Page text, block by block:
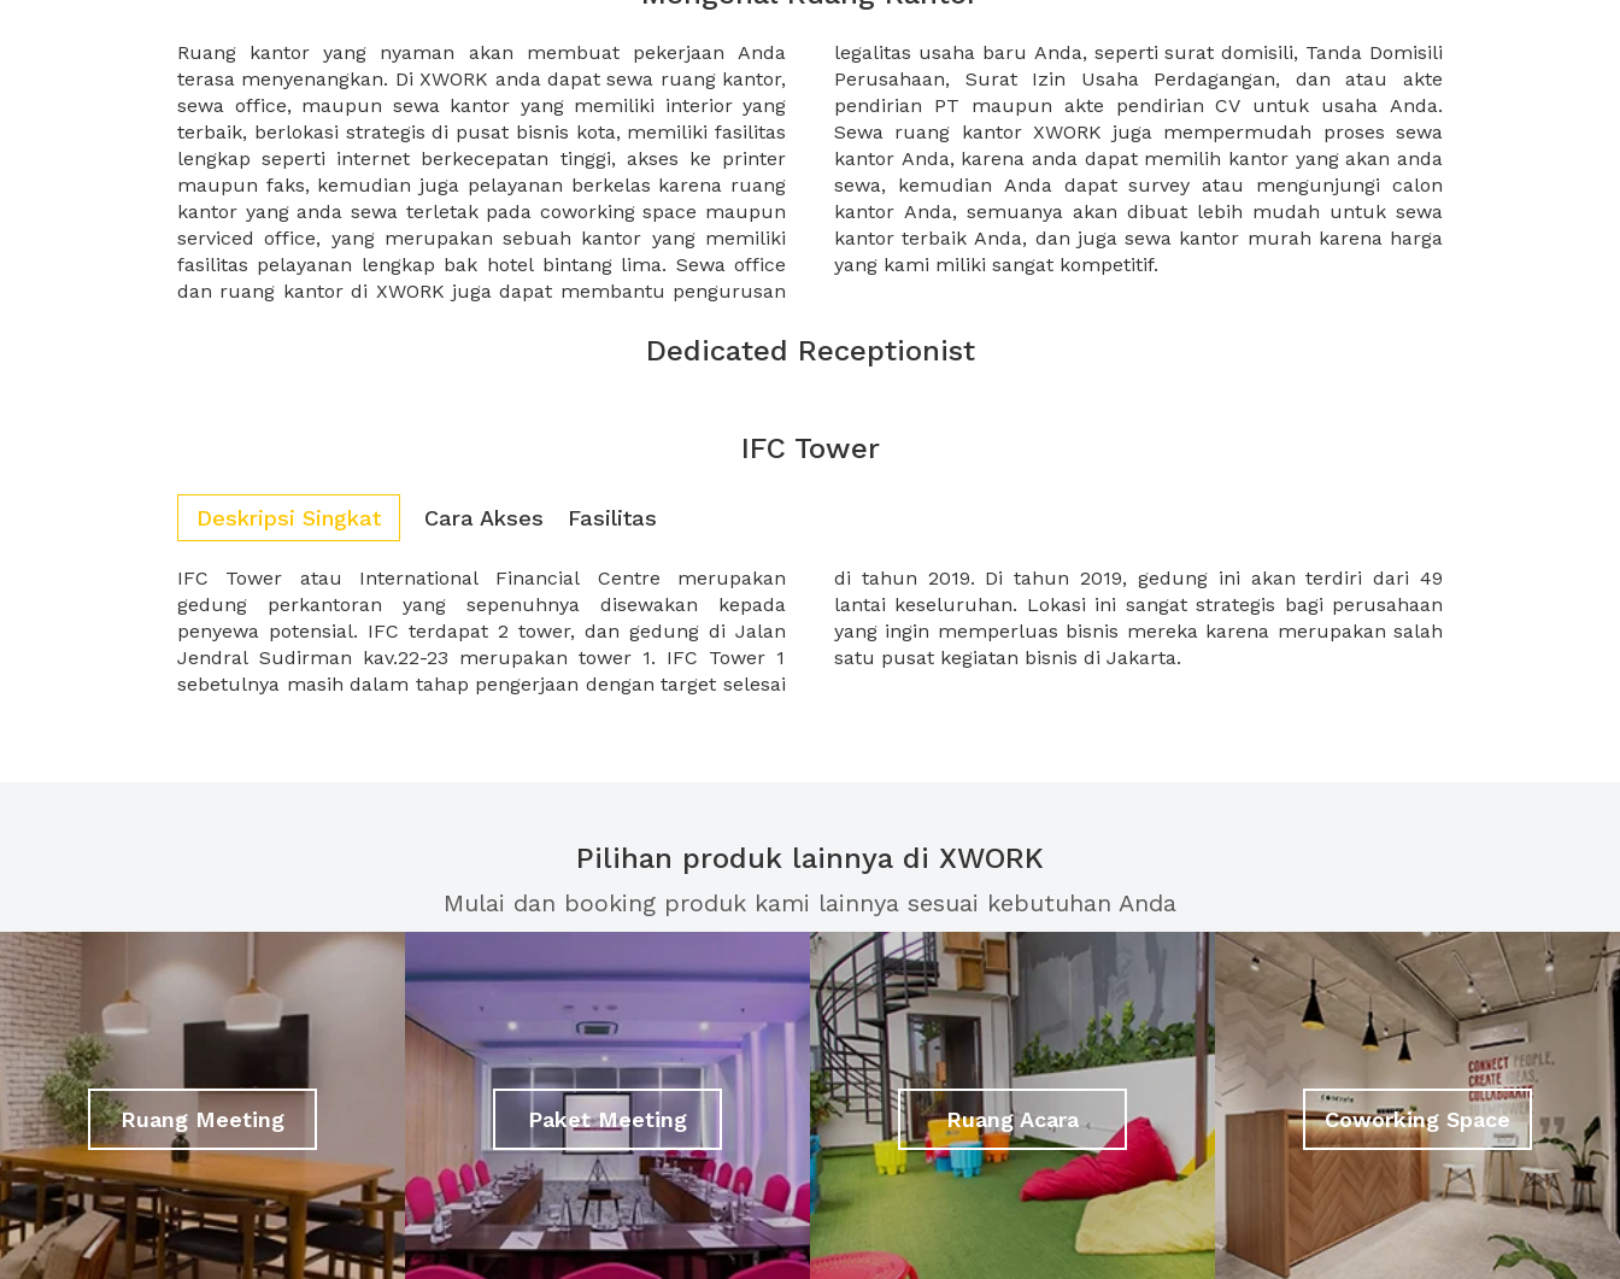
Ruang kantor yang nyaman akan membuat pekerjaan Anda
terasa menyenangkan. Di XWORK anda dapat sewa ruang kantor,
sewa office, maupun sewa kantor yang memiliki interior yang
terbaik, berlokasi strategis di pusat bisnis kota, memiliki fasilitas
lengkap seperti internet berkecepatan tinggi, akses ke printer
maupun faks, kemudian juga pelayanan berkelas karena ruang
kantor yang anda sewa terletak pada coworking space maupun
serviced office, yang merupakan sebuah kantor yang memiliki
fasilitas pelayanan lengkap bak hotel bintang lima. Sewa office
dan ruang kantor di XWORK juga dapat membantu pengurusan
legalitas usaha baru Anda, seperti surat domisili, Tanda Domisili
Perusahaan, Surat Izin Usaha Perdagangan, dan atau akte
pendirian PT maupun akte pendirian CV untuk usaha Anda.
Sewa ruang kantor XWORK juga mempermudah proses sewa
kantor Anda, karena anda dapat memilih kantor yang akan anda
sewa, kemudian Anda dapat survey atau mengunjungi calon
kantor Anda, semuanya akan dibuat lebih mudah untuk sewa
kantor terbaik Anda, dan juga sewa kantor murah karena harga
yang kami miliki sangat kompetitif.
Dedicated Receptionist
IFC Tower
Deskripsi Singkat Cara Akses Fasilitas
IFC Tower atau International Financial Centre merupakan
gedung perkantoran yang sepenuhnya disewakan kepada
penyewa potensial. IFC terdapat 2 tower, dan gedung di Jalan
Jendral Sudirman kav.22-23 merupakan tower 1. IFC Tower 1
sebetulnya masih dalam tahap pengerjaan dengan target selesai
di tahun 2019. Di tahun 2019, gedung ini akan terdiri dari 49
lantai keseluruhan. Lokasi ini sangat strategis bagi perusahaan
yang ingin memperluas bisnis mereka karena merupakan salah
satu pusat kegiatan bisnis di Jakarta.
Pilihan produk lainnya di XWORK
Mulai dan booking produk kami lainnya sesuai kebutuhan Anda
Ruang Meeting Paket Meeting Ruang Acara Coworking Space